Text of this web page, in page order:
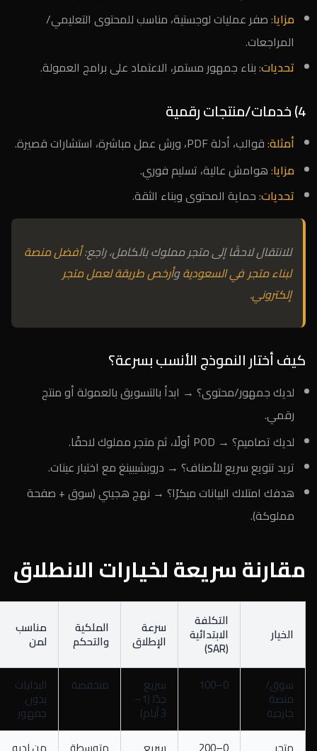
مزايا: صفر عمليات لوجستية، مناسب للمحتوى التعليمي/
المراجعات.
تحديات: بناء جمهور مستمر، الاعتماد على برامج العمولة.
4) خدمات/منتجات رقمية
أمثلة: قوالب، أدلة PDF، ورش عمل مباشرة، استشارات قصيرة.
مزايا: هوامش عالية، تسليم فوري.
تحديات: حماية المحتوى وبناء الثقة.
للانتقال لاحقًا إلى متجر مملوك بالكامل، راجع:أفضل منصة
لبناء متجر في السعوديةوأرخص طريقة لعمل متجر
إلكتروني.
كيف أختار النموذج الأنسب بسرعة؟
لديك جمهور/محتوى؟ → ابدأ بالتسويق بالعمولة أو منتج
رقمي.
لديك تصاميم؟ → POD أولًا، ثم متجر مملوك لاحقًا.
تريد تنويع سريع للأصناف؟ → دروبشيبينغ مع اختبار عينات.
هدفك امتلاك البيانات مبكرًا؟ → نهج هجيني (سوق + صفحة
مملوكة).
مقارنة سريعة لخيارات الانطلاق
الخيار
التكلفة
الابتدائية
(SAR)
سرعة
الإطلاق
الملكية
والتحكم
مناسب
لمن
سوق/
منصة
خارجية
0–100 سريع
جدًا (1–
3 أيام)
منخفضة البدايات
بدون
جمهور